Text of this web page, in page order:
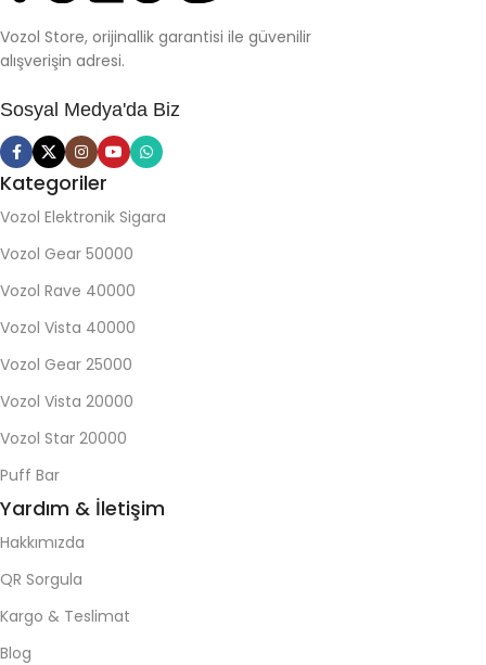
Vozol Store, orijinallik garantisi ile güvenilir
alışverişin adresi.
Sosyal Medya'da Biz
Kategoriler
Vozol Elektronik Sigara
Vozol Gear 50000
Vozol Rave 40000
Vozol Vista 40000
Vozol Gear 25000
Vozol Vista 20000
Vozol Star 20000
Puff Bar
Yardım & İletişim
Hakkımızda
QR Sorgula
Kargo & Teslimat
Blog